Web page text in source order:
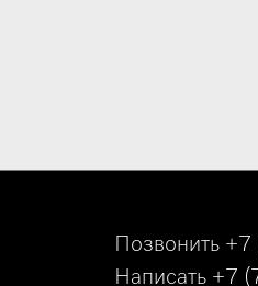
Позвонить +7
Написать +7